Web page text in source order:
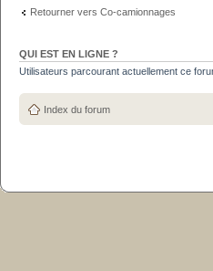
Retourner vers Co-camionnages
QUI EST EN LIGNE ?
Utilisateurs parcourant actuellement ce
Index du forum